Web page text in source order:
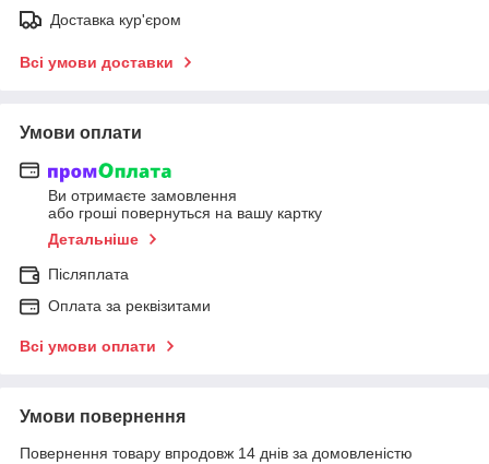
Доставка кур'єром
Всі умови доставки
Умови оплати
Ви отримаєте замовлення
або гроші повернуться на вашу картку
Детальніше
Післяплата
Оплата за реквізитами
Всі умови оплати
Умови повернення
Повернення товару впродовж 14 днів за домовленістю